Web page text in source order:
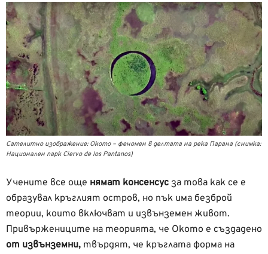
Сателитно изображение: Окото – феномен в делтата на река Парана (снимка:
Национален парк Ciervo de los Pantanos)
Учените все още нямат консенсус за това как се е
образувал кръглият остров, но пък има безброй
теории, които включват и извънземен живот.
Привържениците на теорията, че Окото е създадено
от извънземни, твърдят, че кръглата форма на